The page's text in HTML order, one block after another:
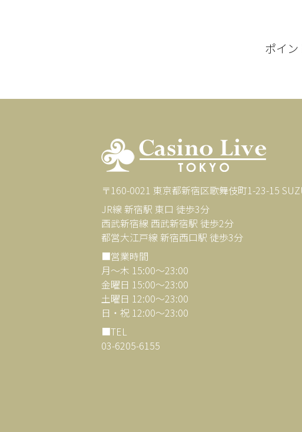
ポイン
〒160-0021 東京都新宿区歌舞伎町1-23-15
JR線 新宿駅 東口 徒歩3分
西武新宿線 西武新宿駅 徒歩2分
都営大江戸線 新宿西口駅 徒歩3分
■営業時間
月～木 15:00～23:00
金曜日 15:00～23:00
土曜日 12:00～23:00
日・祝 12:00～23:00
■TEL
03-6205-6155